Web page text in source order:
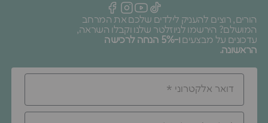
הורים, רוצים להעניק לילדים שלכם את המרחב
המושלם? הירשמו לניוזלטר שלנו וקבלו השראה,
עדכונים על מבצעים
ו-5% הנחה לרכישה
הראשונה.